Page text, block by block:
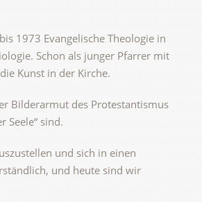
1973 Evangelische Theologie in
Schon als junger Pfarrer mit
Kunst in der Kirche.
Bilderarmut des Protestantismus
Seele“ sind.
und sich in einen
und heute sind wir